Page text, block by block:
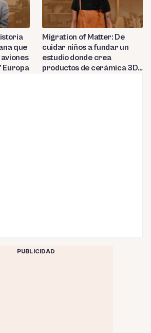
que
Europa
Migration of Matter: De
cuidar niños a fundar un
estudio donde crea
productos de cerámica 3D
PUBLICIDAD